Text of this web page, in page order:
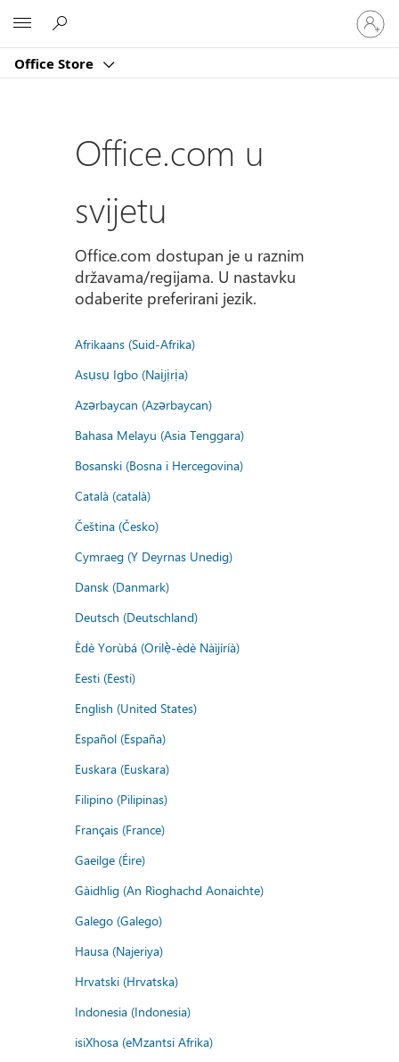
Office Store
Prijavite
se
u
račun
Office.com u
svijetu
Office.com dostupan je u raznim
državama/regijama. U nastavku
odaberite preferirani jezik.
Afrikaans (Suid-Afrika)
Asụsụ Igbo (Naịjịrịa)
Azərbaycan (Azərbaycan)
Bahasa Melayu (Asia Tenggara)
Bosanski (Bosna i Hercegovina)
Català (català)
Čeština (Česko)
Cymraeg (Y Deyrnas Unedig)
Dansk (Danmark)
Deutsch (Deutschland)
Èdè Yorùbá (Orilẹ̀-èdè Nàìjíríà)
Eesti (Eesti)
English (United States)
Español (España)
Euskara (Euskara)
Filipino (Pilipinas)
Français (France)
Gaeilge (Éire)
Gàidhlig (An Rìoghachd Aonaichte)
Galego (Galego)
Hausa (Najeriya)
Hrvatski (Hrvatska)
Indonesia (Indonesia)
isiXhosa (eMzantsi Afrika)